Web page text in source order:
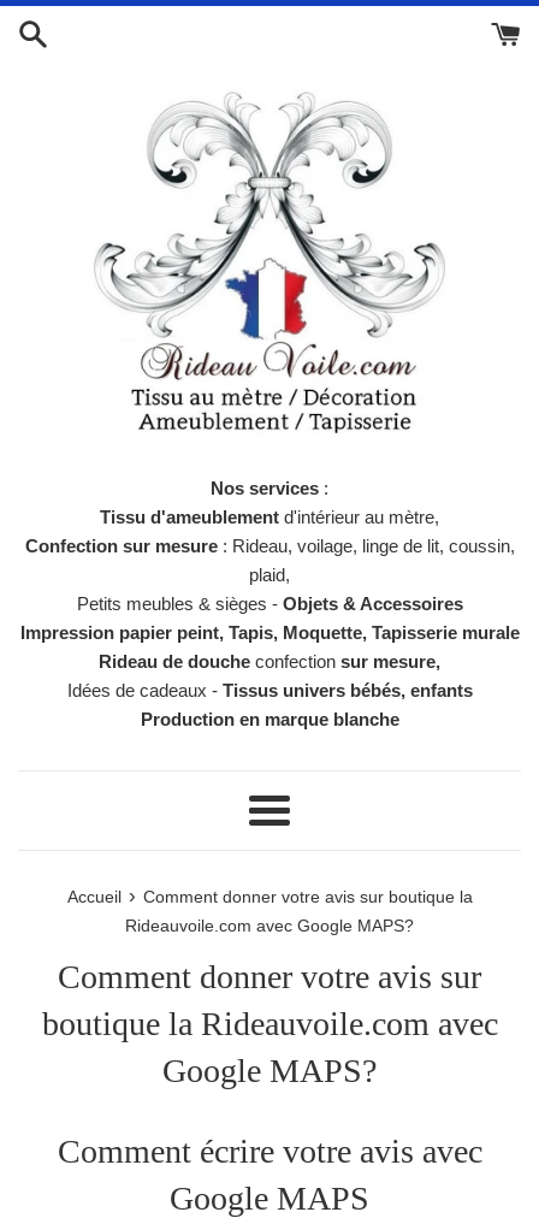
Passer
Nos services :
Tissu d'ameublement d'intérieur au mètre,
Confection sur mesure: Rideau, voilage, linge de lit, coussin,
plaid,
Petits meubles & sièges - Objets & Accessoires
Impression papier peint, Tapis, Moquette, Tapisserie murale
Rideau de douche confection sur mesure,
Idées de cadeaux - Tissus univers bébés, enfants
Production en marque blanche
Menu
Accueil › Comment donner votre avis sur boutique la
Rideauvoile.com avec Google MAPS?
Comment donner votre avis sur
boutique la Rideauvoile.com avec
Google MAPS?
Comment écrire votre avis avec
Google MAPS